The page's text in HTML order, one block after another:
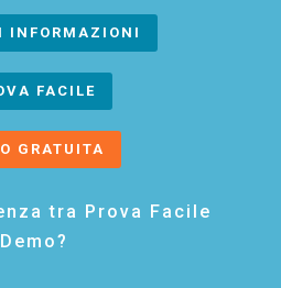
INFORMAZIONI
FACILE
GRATUITA
tra Prova Facile